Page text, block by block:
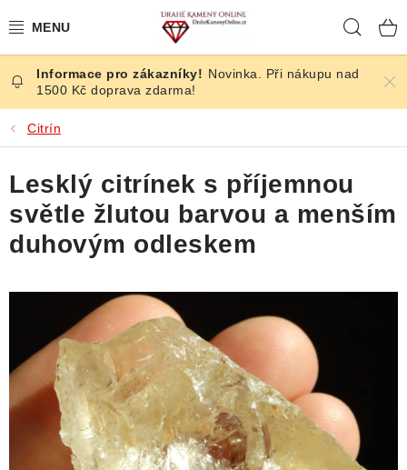
na
ČESKÉ KAMENY
ŠPERKY
KAMENY ZE SVĚTA
BROUŠENÉ
KRYSTALY
ČLÁNKY
NALEZIŠTĚ
Novinka. Při nákupu nad
1500 Kč doprava zdarma!
Citrín
Lesklý citrínek s příjemnou
světle žlutou barvou a menším
duhovým odleskem